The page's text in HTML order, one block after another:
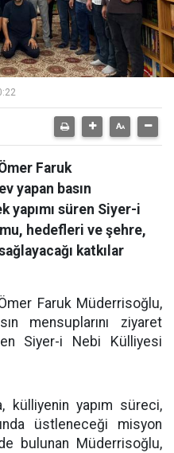
Faruk
yapan basın
yapımı süren Siyer-i
hedefleri ve şehre,
katkılar
Faruk Müderrisoğlu,
mensuplarını ziyaret
Siyer-i Nebi Külliyesi
külliyenin yapım süreci,
üstleneceği misyon
bulunan Müderrisoğlu,